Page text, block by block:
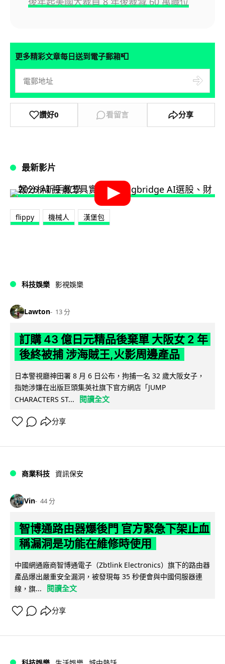
更多精彩文章每日送到電子郵箱📮
讚好0 看留言 分享
最新影片
flippy 機械人 漢堡包
科技娛樂 影視娛樂
Lawton 13 分
訂購 43 億日元精品後棄單 大阪女 2 年
後終被捕 涉海賊王,火影周邊產品
日本警視廳神田署 8 月 6 日公布，拘捕一名 32 歲大阪女子，
指她涉嫌在出版巨頭集英社旗下官方網店「JUMP
CHARACTERS ST...
閱讀全文
分享
商業科技 資訊保安
Vin 44 分
智博通路由器爆後門 官方緊急下架止血
稱漏洞是功能在維修時使用
中國網通廠商智博通電子（Zbtlink Electronics）旗下的路由器
產品爆出嚴重安全漏洞，被發現每 35 秒便會與中國伺服器連
線，旗...
閱讀全文
分享